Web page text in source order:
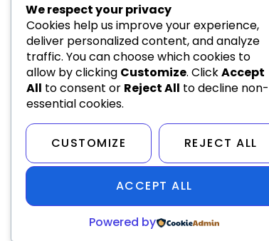
We respect your privacy
Cookies help us improve your experience,
deliver personalized content, and analyze
traffic. You can choose which cookies to
allow by clicking Customize. ClickAccept
All to consent or Reject All to decline non-
essential cookies.
CUSTOMIZE REJECT ALL
ACCEPT ALL
Powered by